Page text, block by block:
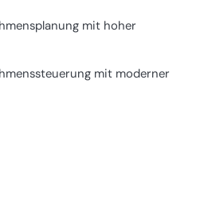
mit hoher
mit moderner